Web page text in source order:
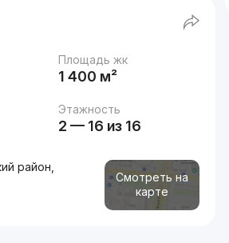
Площадь жк
1 400 м²
Этажность
2 — 16 из 16
Смотреть на
карте
район,